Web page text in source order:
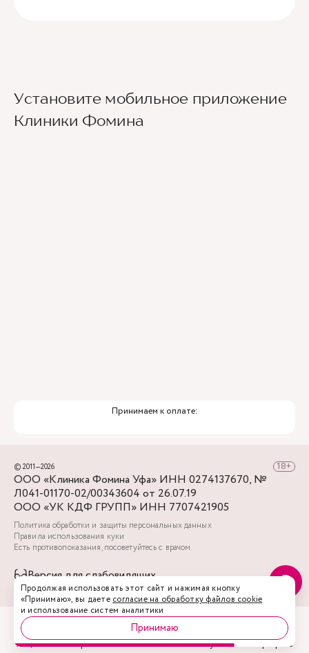
Установите мобильное приложение
Клиники Фомина
Принимаем к оплате:
© 2011—2026
ООО «Клиника Фомина Уфа» ИНН 0274137670, №
Л041-01170-02/00343604 от 26.07.19
ООО «УК КДФ ГРУПП» ИНН 7707421905
Политика обработки и защиты персональных данных
Правила использования куки
Есть противопоказания, посоветуйтесь с врачом.
Версия для слабовидящих
Продолжая использовать этот сайт и нажимая кнопку
«Принимаю», вы даете согласие на обработку файлов cookie
и использование систем аналитики
Принимаю
Акции Врачи Запись Услуги Профиль